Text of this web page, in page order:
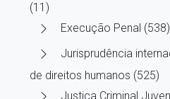
(11)
Execução Penal (538)
Jurisprudência
de direitos humanos (525)
Justiça Criminal